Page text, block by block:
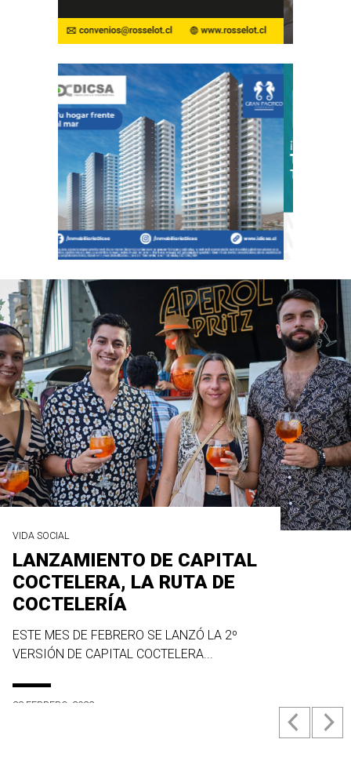
VIDA SOCIAL
LANZAMIENTO DE CAPITAL
COCTELERA, LA RUTA DE
COCTELERÍA
ESTE MES DE FEBRERO SE LANZÓ LA 2º
VERSIÓN DE CAPITAL COCTELERA...
23 FEBRERO, 2022